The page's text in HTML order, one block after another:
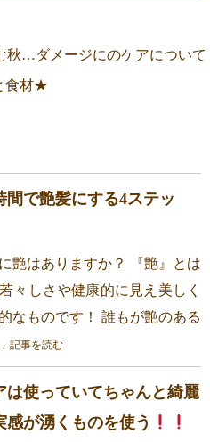
秋…ダメージにのケアについて
食材★
間で艶髪にする4ステッ
艶はありますか？ 『艶』とは
々しさや健康的に見え美しく
なものです！ 誰もが艶のある
...記事を読む
は使っていてちゃんと綺麗
感が湧くものを使う